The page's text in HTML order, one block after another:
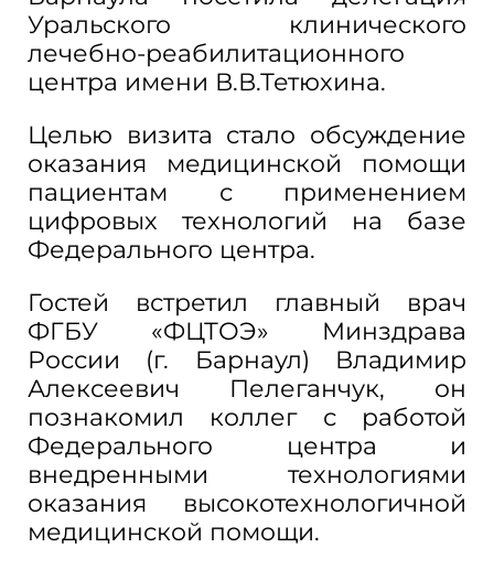
Уральского клинического
лечебно-реабилитационного
центра имени В.В.Тетюхина.
Целью визита стало обсуждение
оказания медицинской помощи
пациентам с применением
цифровых технологий на базе
Федерального центра.
Гостей встретил главный врач
ФГБУ «ФЦТОЭ» Минздрава
России (г. Барнаул) Владимир
Алексеевич Пелеганчук, он
познакомил коллег с работой
Федерального центра и
внедренными технологиями
оказания высокотехнологичной
медицинской помощи.